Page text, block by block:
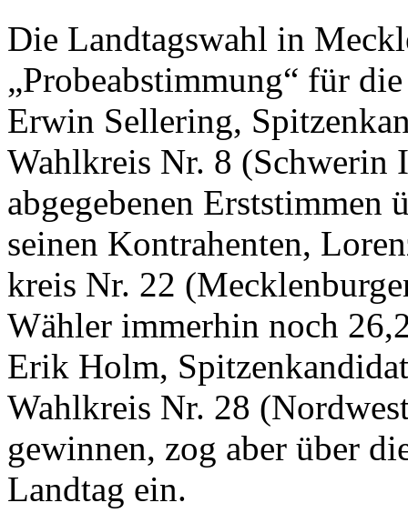
Die Landtagswahl in
„Probeabstimmung“ für
Erwin Sellering,
Wahlkreis Nr. 8
abgegebenen Erststimmen
seinen Kontrahenten,
kreis Nr. 22
Wähler immerhin noch
Erik Holm,
Wahlkreis Nr. 28
gewinnen, zog aber über
Landtag ein.